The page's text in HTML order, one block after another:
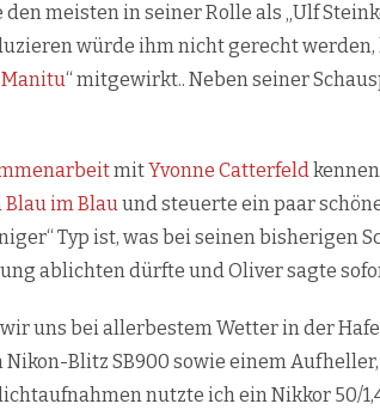
meisten in seiner Rolle als „Ulf
würde ihm nicht gerecht
Manitu“ mitgewirkt.. Neben seiner
mitYvonne Catterfeld
Blau im Blauund steuerte ein paar
Typ ist, was bei seinen bisherigen
ablichten dürfte und Oliver sagte
uns bei allerbestem Wetter in der
Nikon-Blitz SB900 sowie einem
nutzte ich ein Nikkor 50/